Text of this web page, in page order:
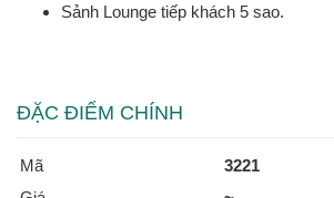
Sảnh Lounge tiếp khách 5 sao.
ĐẶC ĐIỂM CHÍNH
Mã
3221